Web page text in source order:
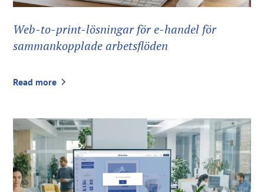
Web-to-print-lösningar för e-handel för
sammankopplade arbetsflöden
Read more